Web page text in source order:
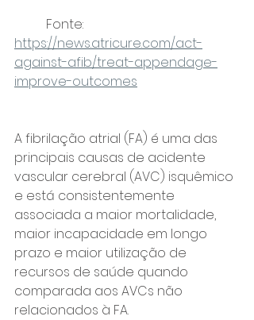
	Fonte:
https://news.atricure.com/act-
against-afib/treat-appendage-
improve-outcomes
A fibrilação atrial (FA) é uma das
principais causas de acidente
vascular cerebral (AVC) isquêmico
e está consistentemente
associada a maior mortalidade,
maior incapacidade em longo
prazo e maior utilização de
recursos de saúde quando
comparada aos AVCs não
relacionados à FA.